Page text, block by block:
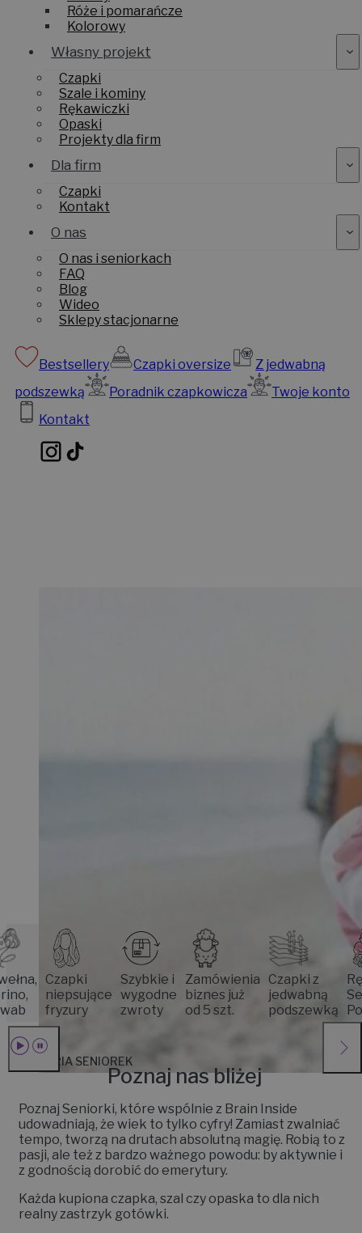
Róże i pomarańcze
Kolorowy
Własny projekt
Czapki
Szale i kominy
Rękawiczki
Opaski
Projekty dla firm
Dla firm
Czapki
Kontakt
O nas
O nas i seniorkach
FAQ
Blog
Wideo
Sklepy stacjonarne
Bestsellery Czapki oversize
Z jedwabną
podszewką
Poradnik czapkowicza
Twoje konto
Kontakt
Czapki
niepsujące
fryzury
Szybkie i
wygodne
zwroty
Zamówienia
biznes już
od 5 szt.
Czapki z
jedwabną
podszewką
HISTORIA SENIOREK
Poznaj nas bliżej
Poznaj Seniorki, które wspólnie z Brain Inside
udowadniają, że wiek to tylko cyfry! Zamiast zwalniać
tempo, tworzą na drutach absolutną magię. Robią to z
pasji, ale też z bardzo ważnego powodu: by aktywnie i
z godnością dorobić do emerytury.
Każda kupiona czapka, szal czy opaska to dla nich
realny zastrzyk gotówki.